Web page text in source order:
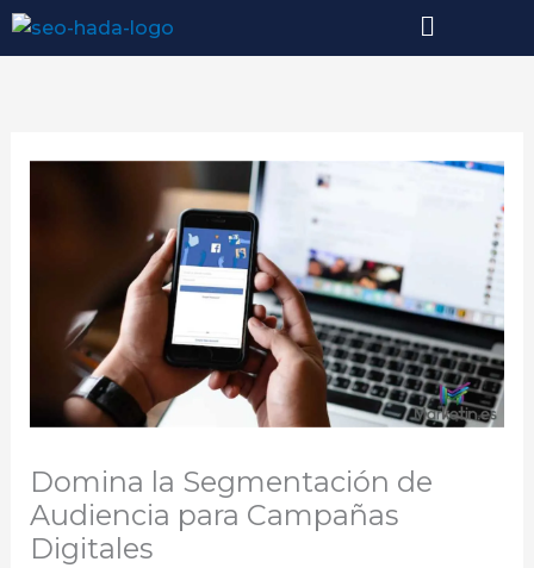
Domina la Segmentación de
Audiencia para Campañas
Digitales